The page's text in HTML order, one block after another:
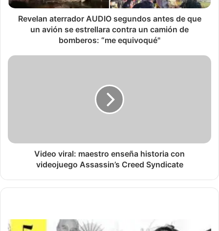
Revelan aterrador AUDIO segundos antes de que
un avión se estrellara contra un camión de
bomberos: “me equivoqué"
Video viral: maestro enseña historia con
videojuego Assassin’s Creed Syndicate